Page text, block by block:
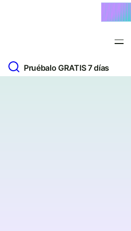
Pruébalo GRATIS 7 días